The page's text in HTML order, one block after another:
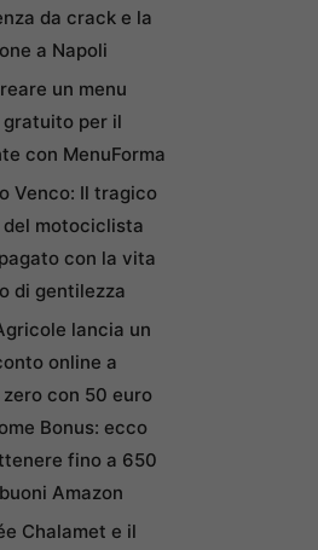
da crack e la
a Napoli
un menu
per il
con MenuForma
Venco: Il tragico
del motociclista
con la vita
di gentilezza
lancia un
online a
con 50 euro
Bonus: ecco
fino a 650
Amazon
Chalamet e il